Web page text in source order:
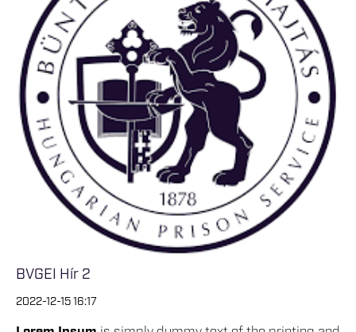
BVGEI Hír 2
2022-12-15 16:17